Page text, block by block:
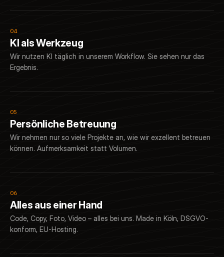
04
KI als Werkzeug
Wir nutzen KI täglich in unserem Workflow. Sie sehen nur das
Ergebnis.
05
Persönliche Betreuung
Wir nehmen nur so viele Projekte an, wie wir exzellent betreuen
können. Aufmerksamkeit statt Volumen.
06
Alles aus einer Hand
Code, Copy, Foto, Video – alles bei uns. Made in Köln, DSGVO-
konform, EU-Hosting.